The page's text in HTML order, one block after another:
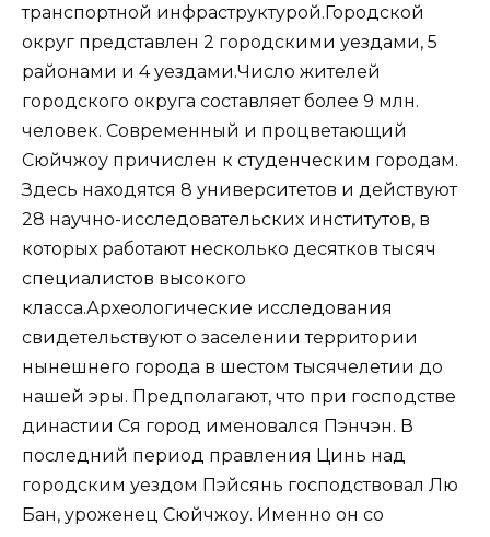
транспортной инфраструктурой.Городской
округ представлен 2 городскими уездами, 5
районами и 4 уездами.Число жителей
городского округа составляет более 9 млн.
человек. Современный и процветающий
Сюйчжоу причислен к студенческим городам.
Здесь находятся 8 университетов и действуют
28 научно-исследовательских институтов, в
которых работают несколько десятков тысяч
специалистов высокого
класса.Археологические исследования
свидетельствуют о заселении территории
нынешнего города в шестом тысячелетии до
нашей эры. Предполагают, что при господстве
династии Ся город именовался Пэнчэн. В
последний период правления Цинь над
городским уездом Пэйсянь господствовал Лю
Бан, уроженец Сюйчжоу. Именно он со